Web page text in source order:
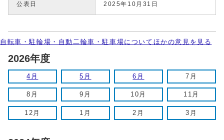
公表日 2025年10月31日
自転車・駐輪場・自動二輪車・駐車場についてほかの意見を見る
2026年度
4月 5月 6月 7月
8月 9月 10月 11月
12月 1月 2月 3月